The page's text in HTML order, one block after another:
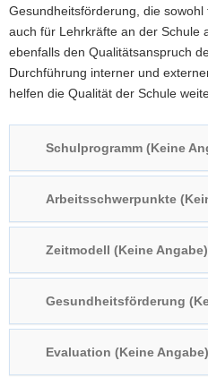
f
e
n
d
e
i
o
i
o
n
r
m
a
t
i
Gesundheitsförderung, die
auch für Lehrkräfte an der Schule
ebenfalls den Qualitätsanspruch
Durchführung interner und
helfen die Qualität der Schule
Schulprogramm (Keine
Arbeitsschwerpunkte
Zeitmodell (Keine Angabe)
Gesundheitsförderung
Evaluation (Keine Angabe)